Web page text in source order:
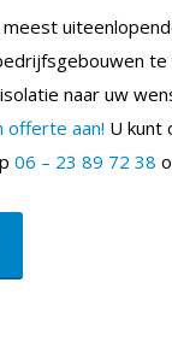
te
naar uw
offerte aan! U kunt
06 – 23 89 72 38